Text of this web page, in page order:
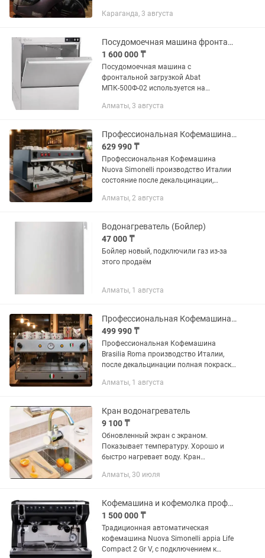
дезинфекция 3. Одновременная чистка
Караганда, 3 августа
Посудомоечная машина фронтальная Abat МПК-500Ф-02.
1 600 000 ₸
Посудомоечная машина с
фронтальной загрузкой Abat
МПК-500Ф-02 используется на
и торговли для мойки тарелок,
а также...
Алматы, 3 августа
Профессиональная Кофемашина Nuova Simonelli
629 990 ₸
Профессиональная Кофемашина
Nuova Simonelli производство Италии
состояние после декальцинации,
бойлер 100% чистый цена
Алматы, 2 августа
Водонагреватель (Бойлер)
47 000 ₸
Бойлер новый, подключили газ из-за
этого продаём
Алматы, 1 августа
Профессиональная Кофемашина Brasilia
499 990 ₸
Профессиональная Кофемашина
Brasilia Roma производство Италии,
после декальцинации полная покраска,
стакан. Цена окончательно без торга в
Алматы, 1 августа
Кран водонагреватель
9 100 ₸
Обновленный экран с экраном.
Показывает температуру. Хорошо и
быстро нагревает воду. Кран
Особенно хорошо, если его поставить
Алматы, 30 июля
Кофемашина и кофемолка профессиональная
1 500 000 ₸
Традиционная автоматическая
кофемашина Nuova Simonelli appia Life
Compact 2 Gr V, с подключением к